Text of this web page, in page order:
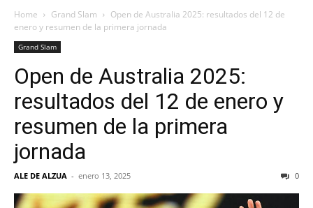
Home Grand Slam
Open de Australia 2025: resultados del 12 de
enero y resumen de la primera jornada
Grand Slam
Open de Australia 2025:
resultados del 12 de enero y
resumen de la primera
jornada
ALE DE ALZUA - enero 13, 2025 0